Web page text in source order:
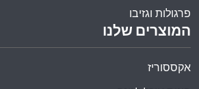
המוצרים שלנו
אקססוריז
פרגולות וגזיבו